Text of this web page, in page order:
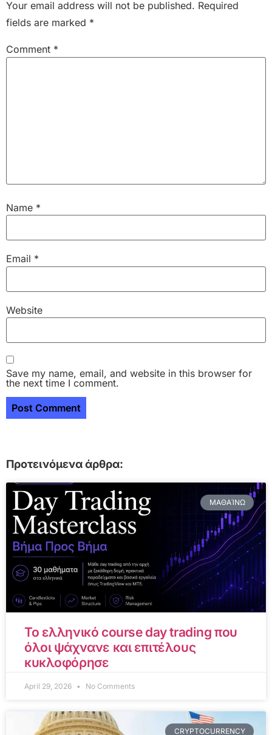
Your email address will not be published. Required
fields are marked *
Comment *
Name *
Email *
Website
Save my name, email, and website in this browser for
the next time I comment.
Προτεινόμενα άρθρα:
ΜΑΘΑΊΝΩ
Το ελληνικό course day trading που
όλοι ψάχνανε και επιτέλους
κυκλοφόρησε
April 29, 2026 No Comments
CRYPTOCURRENCY